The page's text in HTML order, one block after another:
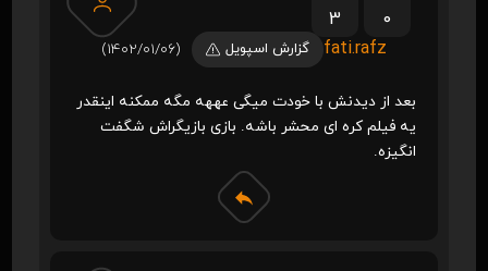
3
0
fati.rafz
گزارش اسپویل (1402/01/06)
بعد از دیدنش با خودت میگی عههه مگه ممکنه اینقدر
یه فیلم کره ای محشر باشه. بازی بازیگراش شگفت
انگیزه.